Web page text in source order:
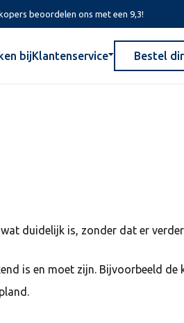
beoordelen ons met een 9,3!
bijKlantenservice Bestel
duidelijk is, zonder dat er
is en moet zijn. Bijvoorbeeld